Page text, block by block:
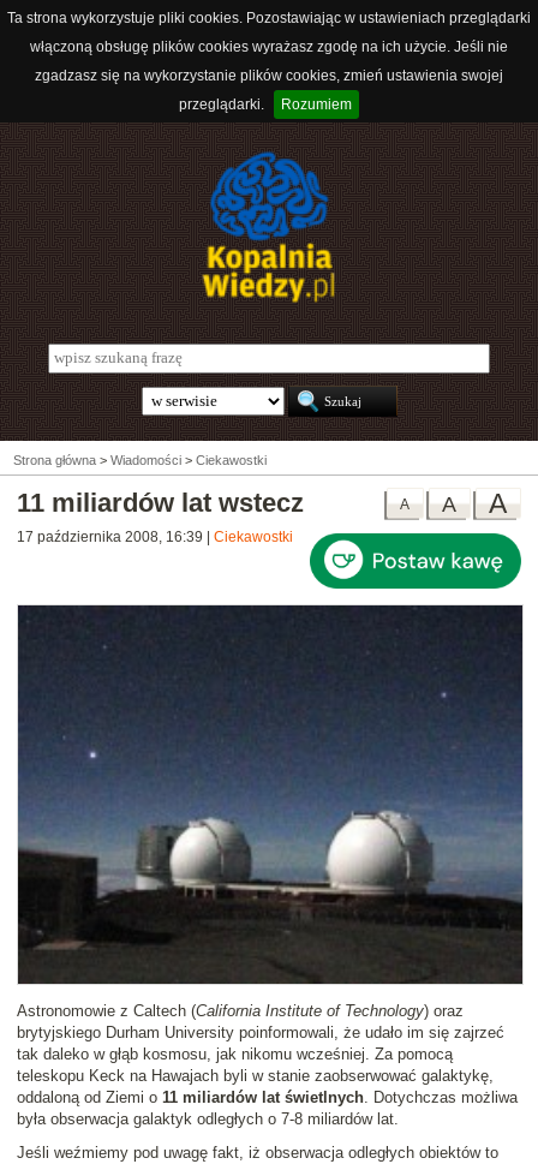
Ta strona wykorzystuje pliki cookies. Pozostawiając w ustawieniach przeglądarki
włączoną obsługę plików cookies wyrażasz zgodę na ich użycie. Jeśli nie
zgadzasz się na wykorzystanie plików cookies, zmień ustawienia swojej
przeglądarki.
Rozumiem
Strona główna > Wiadomości > Ciekawostki
A
A
A
11 miliardów lat wstecz
17 października 2008, 16:39 Ciekawostki
Astronomowie z Caltech (California Institute of Technology) oraz
brytyjskiego Durham University poinformowali, że udało im się zajrzeć
tak daleko w głąb kosmosu, jak nikomu wcześniej. Za pomocą
teleskopu Keck na Hawajach byli w stanie zaobserwować galaktykę,
oddaloną od Ziemi o 11 miliardów lat świetlnych. Dotychczas możliwa
była obserwacja galaktyk odległych o 7-8 miliardów lat.
Jeśli weźmiemy pod uwagę fakt, iż obserwacja odległych obiektów to